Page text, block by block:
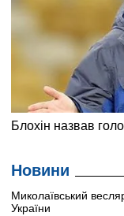
Новини
Миколаївський
України